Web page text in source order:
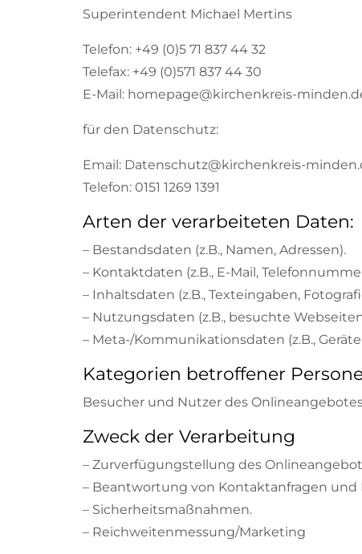
Superintendent Michael Mertins
Telefon: +49 (0)5 71 837 44 32
Telefax: +49 (0)571 837 44 30
E-Mail: homepage@kirchenkreis-
für den Datenschutz:
Email: Datenschutz@kirchenkreis-
Telefon: 0151 1269 1391
Arten der verarbeiteten Daten:
– Bestandsdaten (z.B., Namen, Adressen).
– Kontaktdaten (z.B., E-Mail,
– Inhaltsdaten (z.B., Texteingaben,
– Nutzungsdaten (z.B., besuchte
– Meta-/Kommunikationsdaten (z.B.,
Kategorien betroffener
Besucher und Nutzer des
Zweck der Verarbeitung
– Zurverfügungstellung des
– Beantwortung von Kontaktanfragen
– Sicherheitsmaßnahmen.
– Reichweitenmessung/Marketing